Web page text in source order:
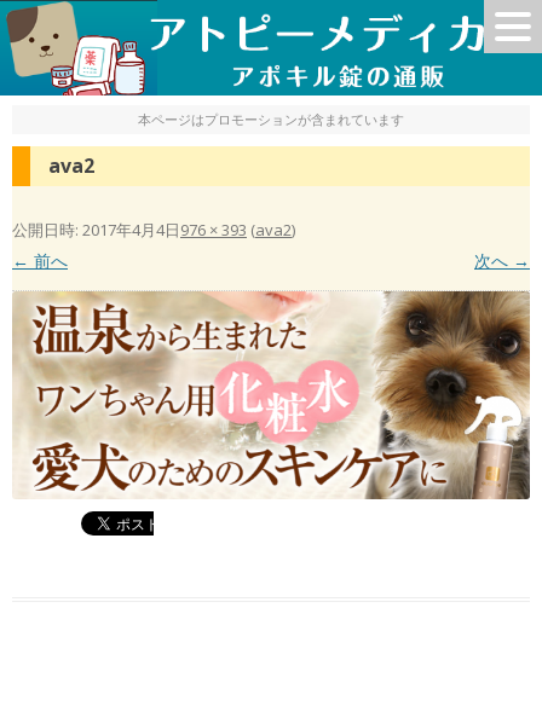
本ページはプロモーションが含まれています
ava2
公開日時: 2017年4月4日976 × 393 (ava2)
← 前へ 次へ →